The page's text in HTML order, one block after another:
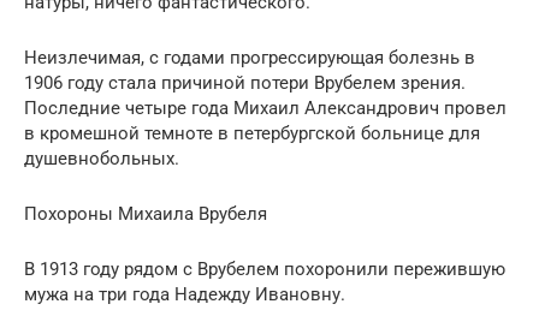
Неизлечимая, с годами прогрессирующая болезнь в
1906 году стала причиной потери Врубелем зрения.
Последние четыре года Михаил Александрович провел
в кромешной темноте в петербургской больнице для
душевнобольных.
Похороны Михаила Врубеля
В 1913 году рядом с Врубелем похоронили пережившую
мужа на три года Надежду Ивановну.